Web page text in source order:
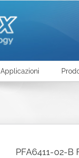
Applicazioni
PFA6411-02-B